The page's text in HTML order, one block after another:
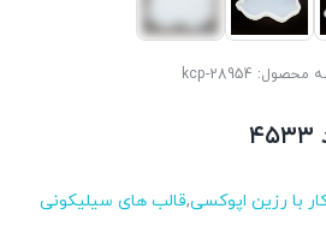
محصول: kcp-28954
با رزین اپوکسی,قالب های سیلیکونی